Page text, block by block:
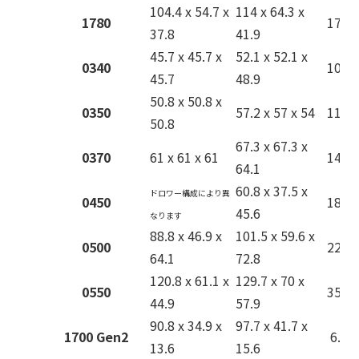
1780
104.4 x 54.7 x
37.8
114 x 64.3 x
41.9
17.4
0340
45.7 x 45.7 x
45.7
52.1 x 52.1 x
48.9
10.9
0350
50.8 x 50.8 x
50.8
57.2 x 57 x 54 11.8
0370 61 x 61 x 61
67.3 x 67.3 x
64.1
14.5
0450
ドロワー構成により異
なります
60.8 x 37.5 x
45.6
18.8
0500
88.8 x 46.9 x
64.1
101.5 x 59.6 x
72.8
22.7
0550
120.8 x 61.1 x
44.9
129.7 x 70 x
57.9
35.9
1700 Gen2
90.8 x 34.9 x
13.6
97.7 x 41.7 x
15.6
6.8